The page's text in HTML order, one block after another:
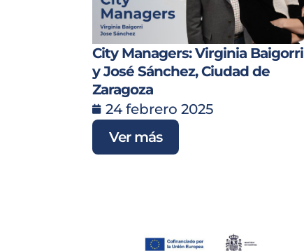
City Managers: Virginia Baigorri
y José Sánchez, Ciudad de
Zaragoza
24 febrero 2025
Ver más